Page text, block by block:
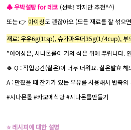
♣ 우박설탕 for 데코 (선택! 하지만 추천^^)
또는 👉 아이싱도 괜찮아요 (모든 재료를 잘 섞으
재료: 우유6g(1tsp), 슈가파우더35g(1/4cup), 부
*아이싱은, 시나몬롤이 거의 식은 뒤에 뿌립니다.
🍀 Q : 작업공간(실온)이 너무 더워요. 실온발효 해
A : 만졌을 때 찬기가 있는 우유를 사용해서 반죽의
#시나몬롤#카모메식당#시나몬롤만들기
⭐ 레시피에 대한 설명